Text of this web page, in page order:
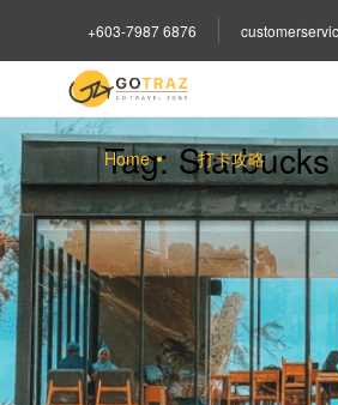
+603-7987 6876
Tag:Starbucks
Home 打卡攻略